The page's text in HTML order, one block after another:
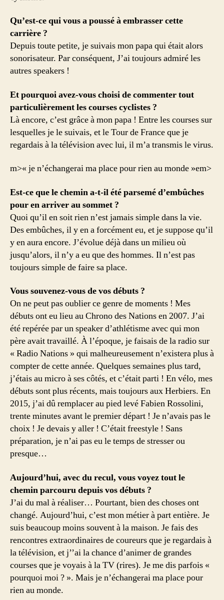
Qu’est-ce qui vous a poussé à embrasser cette
carrière ?
Depuis toute petite, je suivais mon papa qui était alors
sonorisateur. Par conséquent, J’ai toujours admiré les
autres speakers !
Et pourquoi avez-vous choisi de commenter tout
particulièrement les courses cyclistes ?
Là encore, c’est grâce à mon papa ! Entre les courses sur
lesquelles je le suivais, et le Tour de France que je
regardais à la télévision avec lui, il m’a transmis le virus.
m>« je n’échangerai ma place pour rien au monde »em>
Est-ce que le chemin a-t-il été parsemé d’embûches
pour en arriver au sommet ?
Quoi qu’il en soit rien n’est jamais simple dans la vie.
Des embûches, il y en a forcément eu, et je suppose qu’il
y en aura encore. J’évolue déjà dans un milieu où
jusqu’alors, il n’y a eu que des hommes. Il n’est pas
toujours simple de faire sa place.
Vous souvenez-vous de vos débuts ?
On ne peut pas oublier ce genre de moments ! Mes
débuts ont eu lieu au Chrono des Nations en 2007. J’ai
été repérée par un speaker d’athlétisme avec qui mon
père avait travaillé. À l’époque, je faisais de la radio sur
« Radio Nations » qui malheureusement n’existera plus à
compter de cette année. Quelques semaines plus tard,
j’étais au micro à ses côtés, et c’était parti ! En vélo, mes
débuts sont plus récents, mais toujours aux Herbiers. En
2015, j’ai dû remplacer au pied levé Fabien Rossolini,
trente minutes avant le premier départ ! Je n’avais pas le
choix ! Je devais y aller ! C’était freestyle ! Sans
préparation, je n’ai pas eu le temps de stresser ou
presque…
Aujourd’hui, avec du recul, vous voyez tout le
chemin parcouru depuis vos débuts ?
J’ai du mal à réaliser… Pourtant, bien des choses ont
changé. Aujourd’hui, c’est mon métier à part entière. Je
suis beaucoup moins souvent à la maison. Je fais des
rencontres extraordinaires de coureurs que je regardais à
la télévision, et j’’ai la chance d’animer de grandes
courses que je voyais à la TV (rires). Je me dis parfois «
pourquoi moi ? ». Mais je n’échangerai ma place pour
rien au monde.